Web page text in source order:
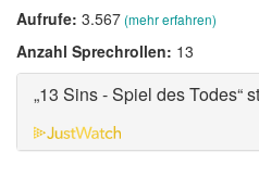
Aufrufe: 3.567(mehr erfahren)
Anzahl Sprechrollen: 13
„13 Sins - Spiel des Todes“